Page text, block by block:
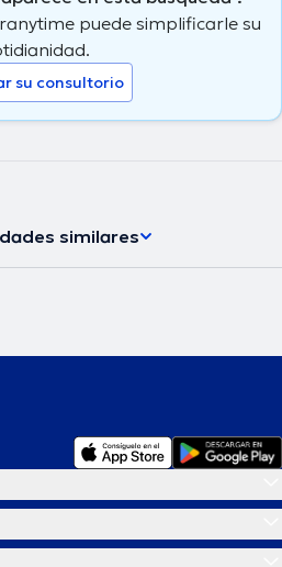
puede simplificarle su
su consultorio
similares